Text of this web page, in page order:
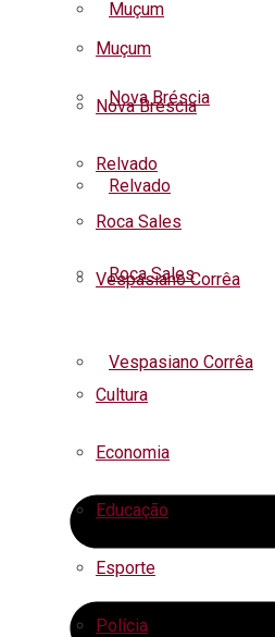
Muçum
Nova Bréscia
Relvado
Roca Sales
Vespasiano Corrêa
Muçum
Nova Bréscia
Relvado
Roca Sales
Vespasiano Corrêa
Cultura
Economia
Educação
Esporte
Polícia